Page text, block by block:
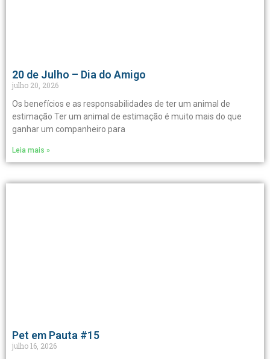
20 de Julho – Dia do Amigo
julho 20, 2026
Os benefícios e as responsabilidades de ter um animal de
estimação Ter um animal de estimação é muito mais do que
ganhar um companheiro para
Leia mais »
Pet em Pauta #15
julho 16, 2026